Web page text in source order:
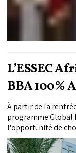
L’ESSEC
BBA 100%
À partir de la
programme Global
l'opportunité de
le campus Afrique à